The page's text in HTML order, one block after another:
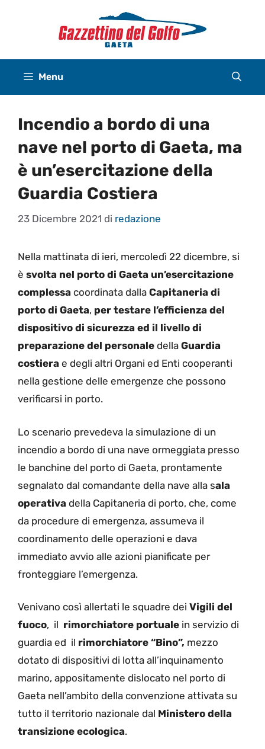
Menu
Incendio a bordo di una
nave nel porto di Gaeta, ma
è un’esercitazione della
Guardia Costiera
23 Dicembre 2021 di redazione
Nella mattinata di ieri, mercoledì 22 dicembre, si
è svolta nel porto di Gaeta un’esercitazione
complessa coordinata dalla Capitaneria di
porto di Gaeta, per testare l’efficienza del
dispositivo di sicurezza ed il livello di
preparazione del personale della Guardia
costiera e degli altri Organi ed Enti cooperanti
nella gestione delle emergenze che possono
verificarsi in porto.
Lo scenario prevedeva la simulazione di un
incendio a bordo di una nave ormeggiata presso
le banchine del porto di Gaeta, prontamente
segnalato dal comandante della nave alla sala
operativa della Capitaneria di porto, che, come
da procedure di emergenza, assumeva il
coordinamento delle operazioni e dava
immediato avvio alle azioni pianificate per
fronteggiare l’emergenza.
Venivano così allertati le squadre dei Vigili del
fuoco, il rimorchiatore portuale in servizio di
guardia ed il rimorchiatore “Bino”, mezzo
dotato di dispositivi di lotta all’inquinamento
marino, appositamente dislocato nel porto di
Gaeta nell’ambito della convenzione attivata su
tutto il territorio nazionale dal Ministero della
transizione ecologica.